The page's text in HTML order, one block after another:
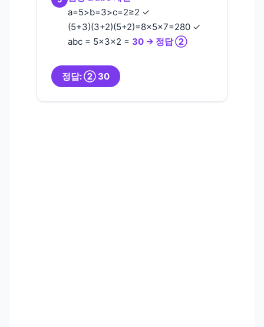
a=5>b=3>c=2≥2 ✓
(5+3)(3+2)(5+2)=8×5×7=280 ✓
abc = 5×3×2 = 30 → 정답 ②
정답: ② 30